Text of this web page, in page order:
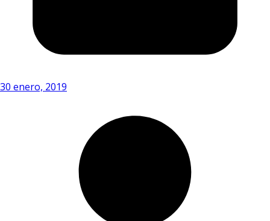
30 enero, 2019